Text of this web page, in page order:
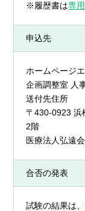
※履歴書は専
申込先
ホームページ
企画調整室 人
送付先住所
〒430-0923 浜
2階
医療法人弘遠
合否の発表
試験の結果は